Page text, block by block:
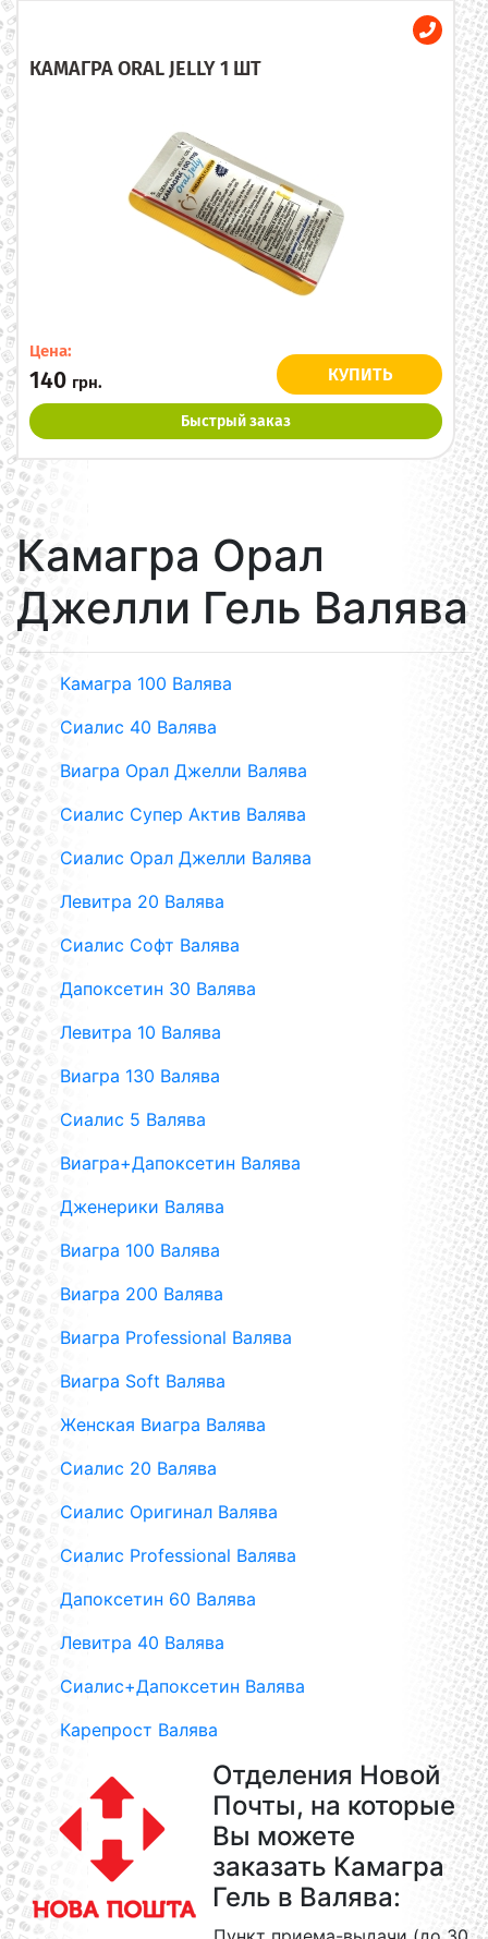
КАМАГРА ORAL JELLY 1 ШТ
Цена:
140 грн. КУПИТЬ
Быстрый заказ
Камагра Орал
Джелли Гель Валява
Камагра 100 Валява
Сиалис 40 Валява
Виагра Орал Джелли Валява
Сиалис Супер Актив Валява
Сиалис Орал Джелли Валява
Левитра 20 Валява
Сиалис Софт Валява
Дапоксетин 30 Валява
Левитра 10 Валява
Виагра 130 Валява
Сиалис 5 Валява
Виагра+Дапоксетин Валява
Дженерики Валява
Виагра 100 Валява
Виагра 200 Валява
Виагра Professional Валява
Виагра Soft Валява
Женская Виагра Валява
Сиалис 20 Валява
Сиалис Оригинал Валява
Сиалис Professional Валява
Дапоксетин 60 Валява
Левитра 40 Валява
Сиалис+Дапоксетин Валява
Карепрост Валява
Отделения Новой
Почты, на которые
Вы можете
заказать Камагра
Гель в Валява: